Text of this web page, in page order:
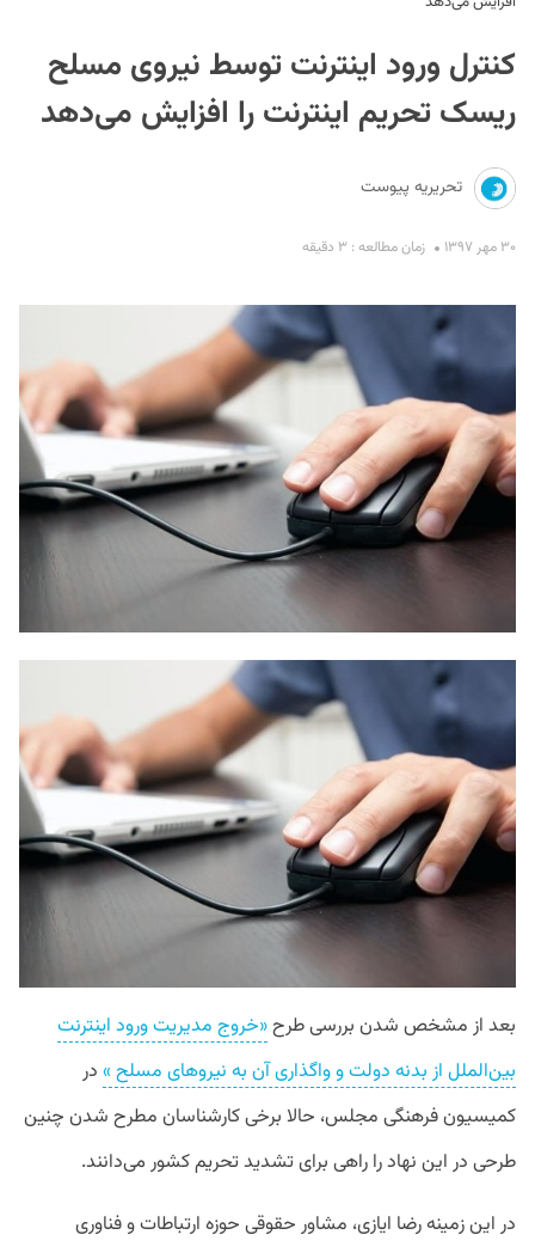
کنترل ورود اینترنت توسط نیروی مسلح
ریسک تحریم اینترنت را افزایش می‌دهد
تحریریه پیوست
۳۰ مهر ۱۳۹۷ زمان مطالعه : ۳ دقیقه
بعد از مشخص شدن بررسی طرح«خروج مدیریت ورود اینترنت
بین‌الملل از بدنه دولت و واگذاری آن به نیروهای مسلح » در
کمیسیون فرهنگی مجلس، حالا برخی کارشناسان مطرح شدن چنین
طرحی در این نهاد را راهی برای تشدید تحریم کشور می‌دانند.
در این زمینه رضا ایازی، مشاور حقوقی حوزه ارتباطات و فناوری